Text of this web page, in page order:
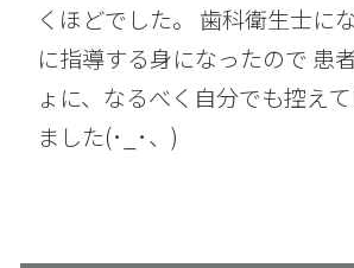
くほどでした。 歯科衛生士に
に指導する身になったので 患
ょに、なるべく自分でも控え
ました(･_･、)